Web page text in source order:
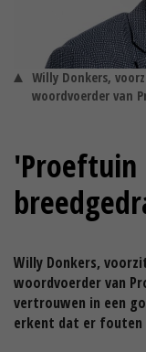
Willy Donkers,
woordvoerder van
'Proeftuin
Willy Donkers,
woordvoerder van
vertrouwen in een
erkent dat er fouten